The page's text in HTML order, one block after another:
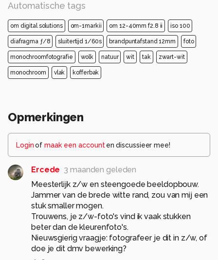
Automatische tags
om digital solutions om-1markii om 12-40mm f2.8 ii iso 100
diafragma ƒ/8 sluitertijd 1/60s brandpuntafstand 12mm foto
monochroomfotografie wolk natuur wit tak zwart-wit
monochroom vlak kofferbak
Opmerkingen
Loginof maak een account en discussieer mee!
Ercede 3 maanden geleden
Meesterlijk z/w en steengoede beeldopbouw.
Jammer van de brede witte rand, zou van mij een
stuk smaller mogen.
Trouwens, je z/w-foto's vind ik vaak stukken
beter dan de kleurenfoto's.
Nieuwsgierig vraagje: fotografeer je dit in z/w, of
doe je dit dmv bewerking?